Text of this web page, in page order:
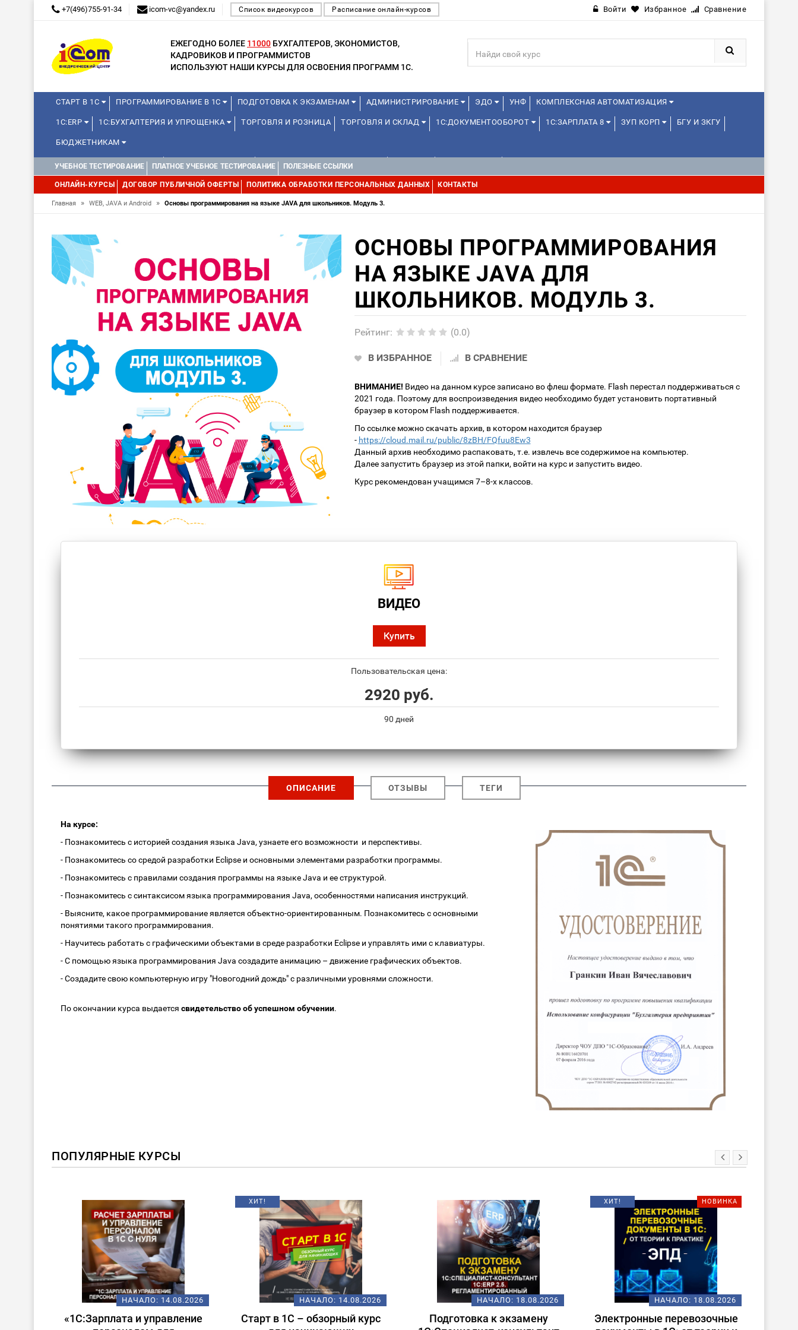
+7(496)755-91-34 icom-vc@yandex.ru Список видеокурсов Расписание онлайн-курсов Войти Избранное Сравнение
ЕЖЕГОДНО БОЛЕЕ 11000 БУХГАЛТЕРОВ, ЭКОНОМИСТОВ,
КАДРОВИКОВ И ПРОГРАММИСТОВ
ИСПОЛЬЗУЮТ НАШИ КУРСЫ ДЛЯ ОСВОЕНИЯ ПРОГРАММ 1С.
СТАРТ В 1С ПРОГРАММИРОВАНИЕ В 1С ПОДГОТОВКА К ЭКЗАМЕНАМ АДМИНИСТРИРОВАНИЕ ЭДО УНФ КОМПЛЕКСНАЯ АВТОМАТИЗАЦИЯ
1С:ERP 1С:БУХГАЛТЕРИЯ И УПРОЩЕНКА ТОРГОВЛЯ И РОЗНИЦА ТОРГОВЛЯ И СКЛАД 1С:ДОКУМЕНТООБОРОТ 1С:ЗАРПЛАТА 8 ЗУП КОРП БГУ И ЗКГУ
БЮДЖЕТНИКАМ
КУРСЫ ДЛЯ ШКОЛЬНИКОВ ДЛЯ ШКОЛЬНИКОВ 1С:УПРАВЛЕНИЕ ХОЛДИНГОМ
УЧЕБНОЕ ТЕСТИРОВАНИЕ ПЛАТНОЕ УЧЕБНОЕ ТЕСТИРОВАНИЕ ПОЛЕЗНЫЕ ССЫЛКИ
ОНЛАЙН-КУРСЫ ДОГОВОР ПУБЛИЧНОЙ ОФЕРТЫ ПОЛИТИКА ОБРАБОТКИ ПЕРСОНАЛЬНЫХ ДАННЫХ КОНТАКТЫ
Главная » WEB, JAVA и Android » Основы программирования на языке JAVA для школьников. Модуль 3.
ОСНОВЫ ПРОГРАММИРОВАНИЯ
НА ЯЗЫКЕ JAVA ДЛЯ
ШКОЛЬНИКОВ. МОДУЛЬ 3.
Рейтинг: (0.0)
В ИЗБРАННОЕ В СРАВНЕНИЕ
ВНИМАНИЕ! Видео на данном курсе записано во флеш формате. Flash перестал поддерживаться с
2021 года. Поэтому для воспроизведения видео необходимо будет установить портативный
браузер в котором Flash поддерживается.
По ссылке можно скачать архив, в котором находится браузер
- https://cloud.mail.ru/public/8zBH/FQfuu8Ew3
Данный архив необходимо распаковать, т.е. извлечь все содержимое на компьютер.
Далее запустить браузер из этой папки, войти на курс и запустить видео.
Курс рекомендован учащимся 7–8-х классов.
ВИДЕО
Купить
Пользовательская цена:
2920 руб.
90 дней
ОПИСАНИЕ ОТЗЫВЫ ТЕГИ
На курсе:
- Познакомитесь с историей создания языка Java, узнаете его возможности и перспективы.
- Познакомитесь со средой разработки Eclipse и основными элементами разработки программы.
- Познакомитесь с правилами создания программы на языке Java и ее структурой.
- Познакомитесь с синтаксисом языка программирования Java, особенностями написания инструкций.
- Выясните, какое программирование является объектно-ориентированным. Познакомитесь с основными
понятиями такого программирования.
- Научитесь работать с графическими объектами в среде разработки Eclipse и управлять ими с клавиатуры.
- С помощью языка программирования Java создадите анимацию – движение графических объектов.
- Создадите свою компьютерную игру "Новогодний дождь" с различными уровнями сложности.
По окончании курса выдается свидетельство об успешном обучении.
ПОПУЛЯРНЫЕ КУРСЫ
НАЧАЛО: 14.08.2026
«1С:Зарплата и управление
ХИТ!
НАЧАЛО: 14.08.2026
Старт в 1С – обзорный курс
НАЧАЛО: 18.08.2026
Подготовка к экзамену
НОВИНКА
ХИТ!
НАЧАЛО: 18.08.2026
Электронные перевозочные